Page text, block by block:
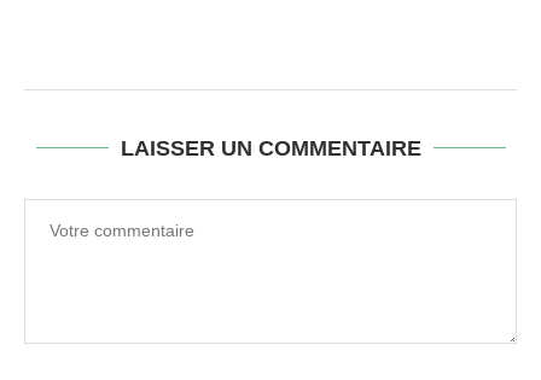
LAISSER UN COMMENTAIRE